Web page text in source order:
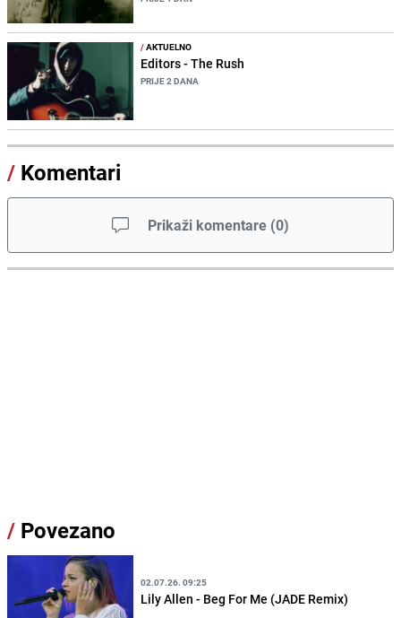
/AKTUELNO
Editors - The Rush
PRIJE 2 DANA
/ Komentari
Prikaži komentare (0)
/ Povezano
02.07.26. 09:25
Lily Allen - Beg For Me (JADE Remix)